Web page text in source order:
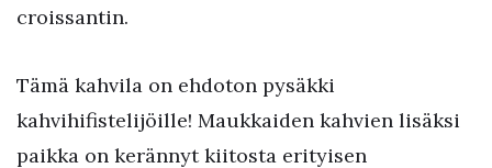
croissantin.
Tämä kahvila on ehdoton pysäkki
kahvihifistelijöille! Maukkaiden kahvien lisäksi
paikka on kerännyt kiitosta erityisen